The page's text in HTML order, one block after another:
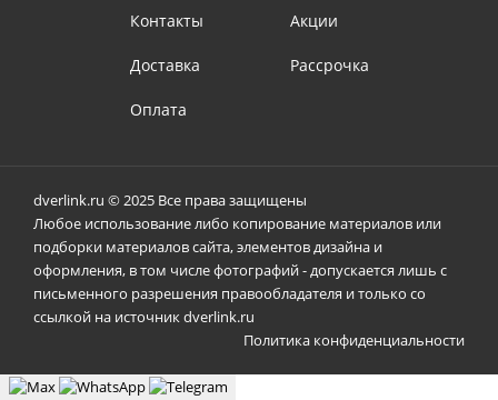
Контакты
Доставка
Оплата
Акции
Рассрочка
dverlink.ru © 2025 Все права защищены
Любое использование либо копирование материалов или
подборки материалов сайта, элементов дизайна и
оформления, в том числе фотографий - допускается лишь с
письменного разрешения правообладателя и только со
ссылкой на источник dverlink.ru
Политика конфиденциальности